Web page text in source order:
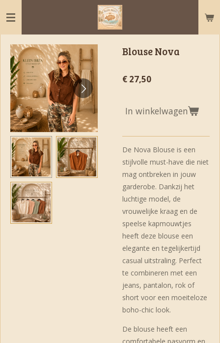
direct
naar
de
hoofdinhoud
Blouse Nova
€ 27,50
In winkelwagen
De Nova Blouse is een
stijlvolle must-have die niet
mag ontbreken in jouw
garderobe. Dankzij het
luchtige model, de
vrouwelijke kraag en de
speelse kapmouwtjes
heeft deze blouse een
elegante en tegelijkertijd
casual uitstraling. Perfect
te combineren met een
jeans, pantalon, rok of
short voor een moeiteloze
boho-chic look.
De blouse heeft een